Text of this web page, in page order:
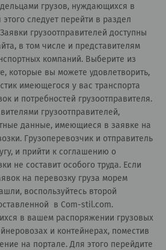
грузов, нуждающихся в
следует перейти в раздел
грузоотправителей доступны
в том числе и представителям
компаний. Выберите из
которые вы можете удовлетворить,
имеющегося у вас транспорта
и потребностей грузоотправителя.
грузоотправителей,
данные, имеющиеся в заявке на
Грузоперевозчик и отправитель
и прийти к соглашению о
не составит особого труда. Если
на перевозку груза морем
воспользуйтесь второй
в Сom-stil.com.
в вашем распоряжении грузовых
и контейнерах, поместив
на портале. Для этого перейдите